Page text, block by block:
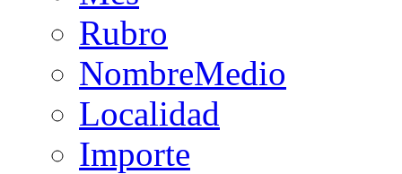
Rubro
NombreMedio
Localidad
Importe